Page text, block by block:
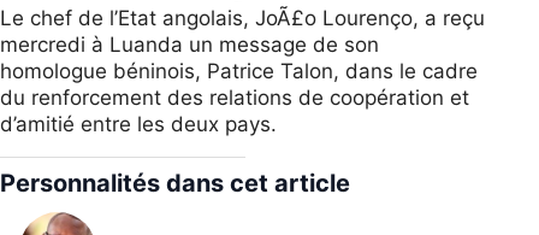
Le chef de l’Etat angolais, JoÃ£o Lourenço, a reçu
mercredi à Luanda un message de son
homologue béninois, Patrice Talon, dans le cadre
du renforcement des relations de coopération et
d’amitié entre les deux pays.
Personnalités dans cet article